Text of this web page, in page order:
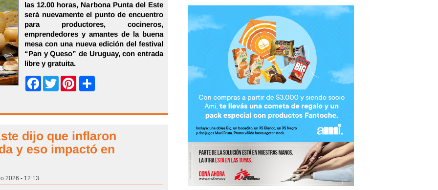
las 12.00 horas, Narbona Punta del Este
será nuevamente el punto de encuentro
para productores, cocineros,
emprendedores y amantes de la buena
mesa con una nueva edición del festival
“Pan y Queso” de Uruguay, con entrada
libre y gratuita.
FacebookTwitter Pinterest
dijo que inflaron
y eso impactó en
2026 - 12:13